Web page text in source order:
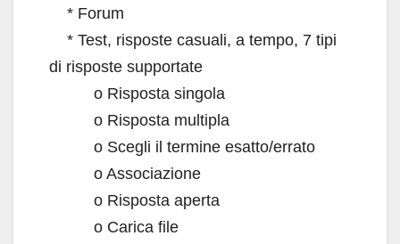
* Forum
* Test, risposte casuali, a tempo, 7 tipi
di risposte supportate
o Risposta singola
o Risposta multipla
o Scegli il termine esatto/errato
o Associazione
o Risposta aperta
o Carica file